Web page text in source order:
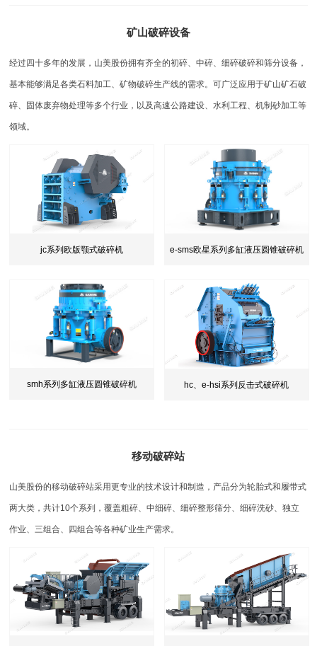
矿山破碎设备
经过四十多年的发展，山美股份拥有齐全的初碎、中碎、细碎破碎和筛分设备，
基本能够满足各类石料加工、矿物破碎生产线的需求。可广泛应用于矿山矿石破
碎、固体废弃物处理等多个行业，以及高速公路建设、水利工程、机制砂加工等
领域。
jc系列欧版颚式破碎机 e-sms欧星系列多缸液压圆锥破碎机
smh系列多缸液压圆锥破碎机 hc、e-hsi系列反击式破碎机
移动破碎站
山美股份的移动破碎站采用更专业的技术设计和制造，产品分为轮胎式和履带式
两大类，共计10个系列，覆盖粗碎、中细碎、细碎整形筛分、细碎洗砂、独立
作业、三组合、四组合等各种矿业生产需求。